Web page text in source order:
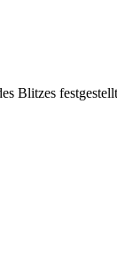
Blitzes